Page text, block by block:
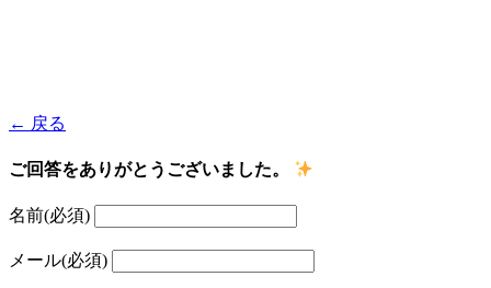
← 戻る
ご回答をありがとうございました。
名前(必須)
メール(必須)